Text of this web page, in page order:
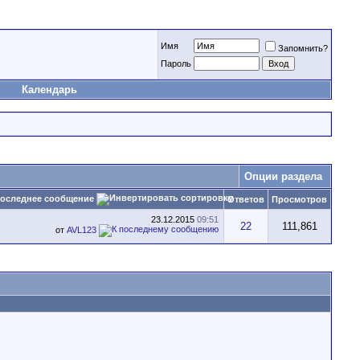
Имя
Запомнить?
Пароль
Календарь
Опции раздела
сообщение Ответов Просмотров
23.12.2015 09:51
от AVL123 22 111,861